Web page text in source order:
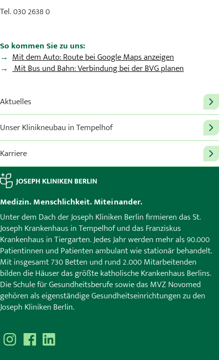
Tel. 030 2638 0
So kommen Sie zu uns:
Mit dem Auto: Route bei Google Maps anzeigen
Mit Bus und Bahn: Verbindung bei der BVG planen
Aktuelles
Unser Klinikneubau in Tempelhof
Karriere
Medizin. Menschlichkeit. Miteinander.
Unter dem Dach der Joseph Kliniken Berlin firmieren das St.
Joseph Krankenhaus in Tempelhof und das Franziskus
Krankenhaus in Tiergarten. Jedes Jahr werden mehr als 90.000
Patientinnen und Patienten ambulant wie stationär behandelt.
Mit insgesamt 730 Betten und rund 2.000 Mitarbeitenden
bilden die Häuser das größte katholische Krankenhaus Berlins.
Die Schule für Gesundheitsberufe sowie das MVZ Novomed
gehören als eigenständige Gesundheitseinrichtungen zu den
Joseph Kliniken Berlin.